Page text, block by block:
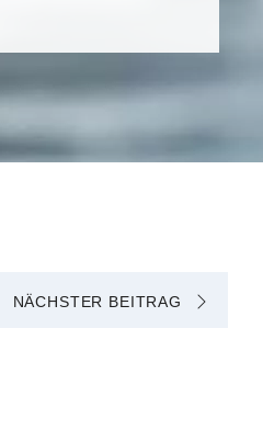
NÄCHSTER BEITRAG